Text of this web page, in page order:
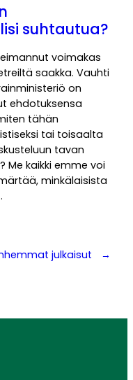
suhtautua?
voimakas
saakka. Vauhti
on
ehdotuksensa
tähän
tai toisaalta
tavan
Me kaikki emme voi
minkälaisista
julkaisut →